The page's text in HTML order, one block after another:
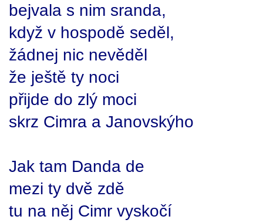
bejvala s nim sranda,
když v hospodě seděl,
žádnej nic nevěděl
že ještě ty noci
přijde do zlý moci
skrz Cimra a Janovskýho
Jak tam Danda de
mezi ty dvě zdě
tu na něj Cimr vyskočí